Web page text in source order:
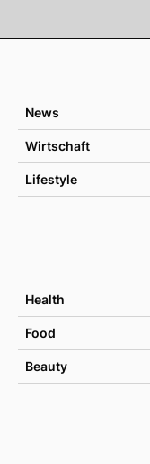
News
Wirtschaft
Lifestyle
Health
Food
Beauty